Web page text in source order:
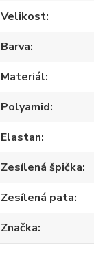
Velikost
Barva
Materiál
Polyamid
Elastan
Zesílená špička
Zesílená pata
Značka